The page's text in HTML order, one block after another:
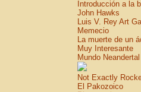
Introducción a la
John Hawks
Luis V. Rey Art
Memecio
La muerte de un
Muy Interesante
Mundo Neandertal
Not Exactly
El Pakozoico